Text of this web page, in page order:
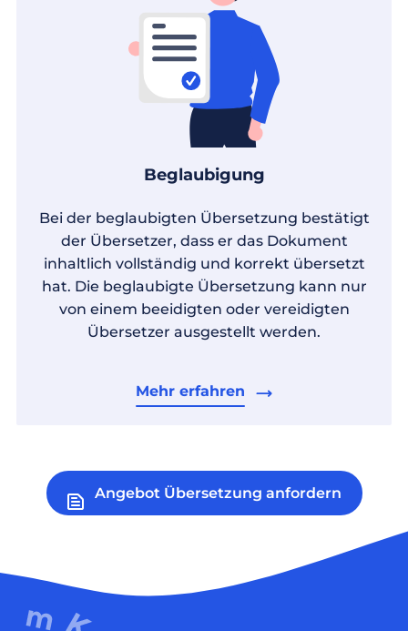
Beglaubigung
Bei der beglaubigten Übersetzung bestätigt
der Übersetzer, dass er das Dokument
inhaltlich vollständig und korrekt übersetzt
hat. Die beglaubigte Übersetzung kann nur
von einem beeidigten oder vereidigten
Übersetzer ausgestellt werden.
Mehr erfahren
Angebot Übersetzung anfordern